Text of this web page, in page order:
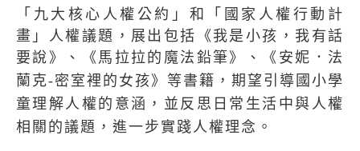
「九大核心人權公約」和「國家人權行動計
畫」人權議題，展出包括《我是小孩，我有話
要說》、《馬拉拉的魔法鉛筆》、《安妮．法
蘭克-密室裡的女孩》等書籍，期望引導國小學
童理解人權的意涵，並反思日常生活中與人權
相關的議題，進一步實踐人權理念。